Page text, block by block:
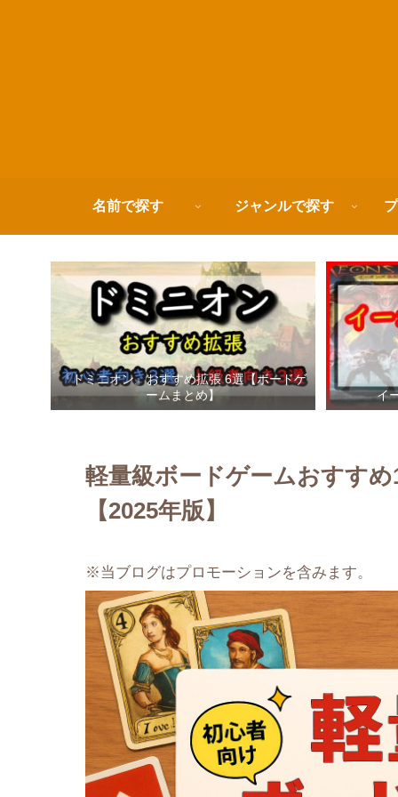
名前で探す ジャンルで探す
『ドミニオン』おすすめ拡張 6選【ボードゲ
ームまとめ】
イ
軽量級ボードゲームおすす
【2025年版】
※当ブログはプロモーションを含みます。